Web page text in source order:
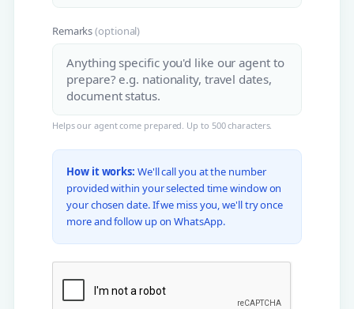
Remarks(optional)
Helps our agent come prepared. Up to 500 characters.
How it works: We'll call you at the number
provided within your selected time window on
your chosen date. If we miss you, we'll try once
more and follow up on WhatsApp.